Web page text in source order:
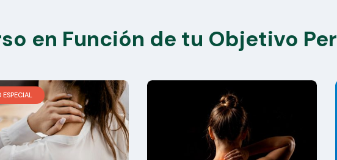
en Función de tu Objetivo
ESPECIAL